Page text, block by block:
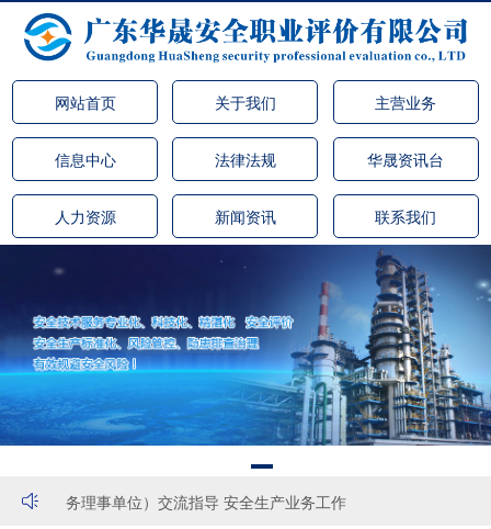
网站首页 关于我们 主营业务
信息中心 法律法规 华晟资讯台
人力资源 新闻资讯 联系我们
·广东省安全生产协会莅临广东华晟安全职业评价有限公司（常
务理事单位）交流指导 安全生产业务工作